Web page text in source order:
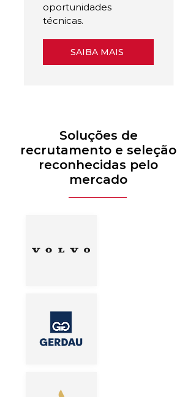
oportunidades
técnicas.
SAIBA MAIS
Soluções de
recrutamento e seleção
reconhecidas pelo
mercado